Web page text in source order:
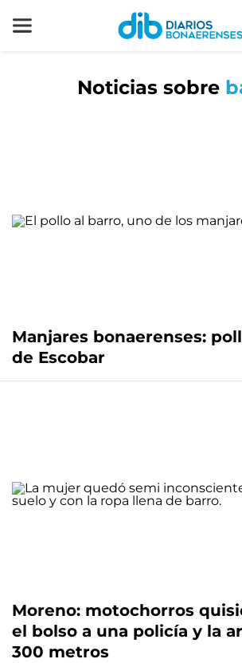
Noticias sobre
Manjares bonaerenses:
de Escobar
Moreno: motochorros
el bolso a una policía y la
300 metros